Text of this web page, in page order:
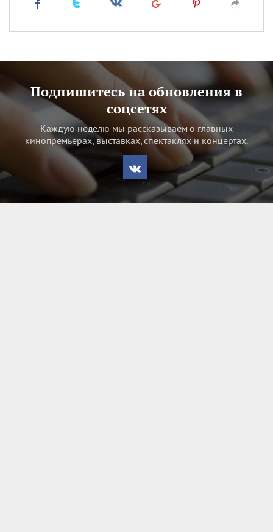
Подпишитесь на обновления в
соцсетях
Каждую неделю мы рассказываем о главных
кинопремьерах, выставках, спектаклях и концертах.